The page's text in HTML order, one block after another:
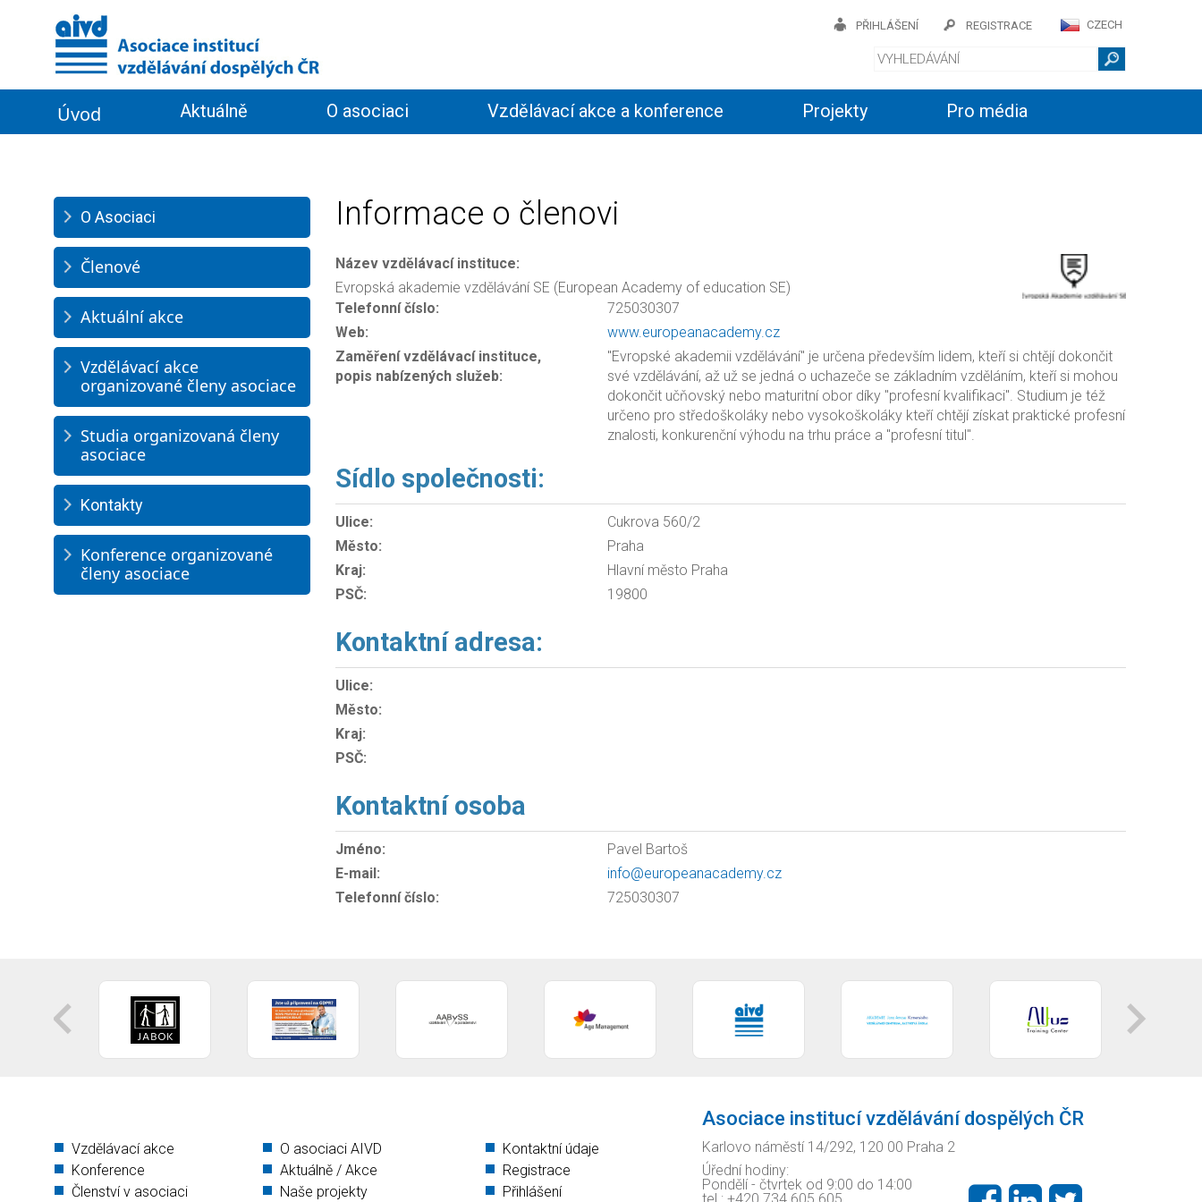
CZECH
PŘIHLÁŠENÍ REGISTRACE
Úvod Aktuálně O asociaci Vzdělávací akce a konference Projekty
Pro média
O Asociaci
Členové
Aktuální akce
Vzdělávací akce
organizované členy asociace
Studia organizovaná členy
asociace
Kontakty
Konference organizované
členy asociace
Informace o členovi
Název vzdělávací instituce:
Evropská akademie vzdělávání SE (European Academy of education SE)
Telefonní číslo:
725030307
Web:
www.europeanacademy.cz
Zaměření vzdělávací instituce,
popis nabízených služeb:
"Evropské akademii vzdělávání" je určena především lidem, kteří si chtějí dokončit
své vzdělávání, až už se jedná o uchazeče se základním vzděláním, kteří si mohou
dokončit učňovský nebo maturitní obor díky "profesní kvalifikaci". Studium je též
určeno pro středoškoláky nebo vysokoškoláky kteří chtějí získat praktické profesní
znalosti, konkurenční výhodu na trhu práce a "profesní titul".
Sídlo společnosti:
Ulice:
Cukrova 560/2
Město:
Praha
Kraj:
Hlavní město Praha
PSČ:
19800
Kontaktní adresa:
Ulice:
Město:
Kraj:
PSČ:
Kontaktní osoba
Jméno:
Pavel Bartoš
E-mail:
info@europeanacademy.cz
Telefonní číslo:
725030307
Vzdělávací akce
Konference
Členství v asociaci
O asociaci AIVD
Aktuálně / Akce
Naše projekty
Kontaktní údaje
Registrace
Přihlášení
Asociace institucí vzdělávání dospělých ČR
Karlovo náměstí 14/292, 120 00 Praha 2
Úřední hodiny:
Pondělí - čtvrtek od 9:00 do 14:00